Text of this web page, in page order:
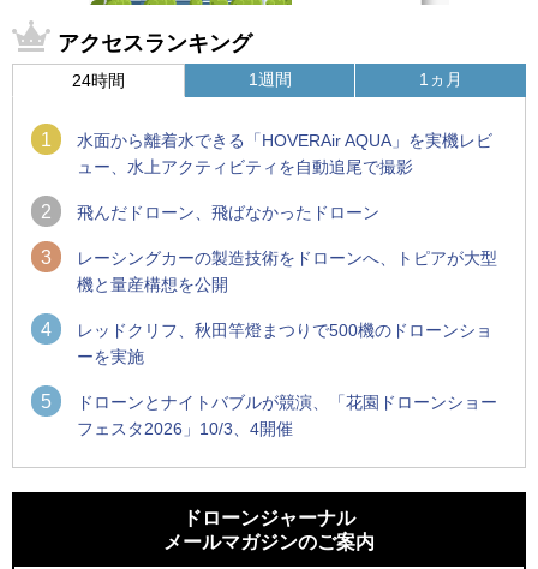
アクセスランキング
24時間
1
水面から離着水できる「HOVERAir AQUA」を実機レビ
ュー、水上アクティビティを自動追尾で撮影
2 飛んだドローン、飛ばなかったドローン
3
レーシングカーの製造技術をドローンへ、トピアが大型
機と量産構想を公開
4
レッドクリフ、秋田竿燈まつりで500機のドローンショ
ーを実施
5
ドローンとナイトバブルが競演、「花園ドローンショー
フェスタ2026」10/3、4開催
1週間
ーンが採択、国産機で量産調達を目指す
飛んだドローン、飛ばなかったドローン
1ヵ月
ン」とドローンショーによる新演出を実施
防衛装備庁「迎撃ドローン早期取得プログラム」にテラドロ
ドローンジャーナル
メールマガジンのご案内